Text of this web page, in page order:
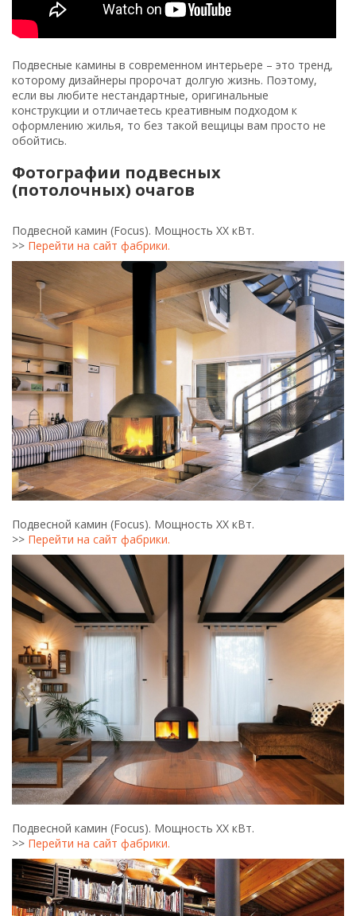
Подвесные камины в современном интерьере – это тренд,
которому дизайнеры пророчат долгую жизнь. Поэтому,
если вы любите нестандартные, оригинальные
конструкции и отличаетесь креативным подходом к
оформлению жилья, то без такой вещицы вам просто не
обойтись.
Фотографии подвесных
(потолочных) очагов
Подвесной камин (Focus). Мощность ХХ кВт.
>> Перейти на сайт фабрики.
Подвесной камин (Focus). Мощность ХХ кВт.
>> Перейти на сайт фабрики.
Подвесной камин (Focus). Мощность ХХ кВт.
>> Перейти на сайт фабрики.